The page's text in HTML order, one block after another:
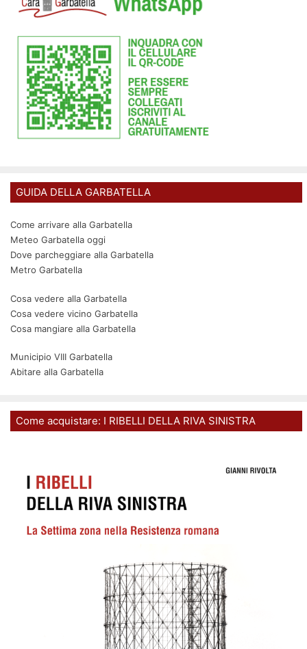
GUIDA DELLA GARBATELLA
Come arrivare alla Garbatella
Meteo Garbatella oggi
Dove parcheggiare alla Garbatella
Metro Garbatella
Cosa vedere alla Garbatella
Cosa vedere vicino Garbatella
Cosa mangiare alla Garbatella
Municipio VIII Garbatella
Abitare alla Garbatella
Come acquistare: I RIBELLI DELLA RIVA SINISTRA